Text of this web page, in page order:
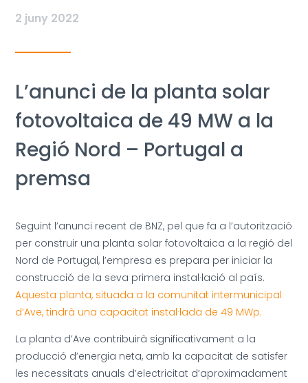
2 juny 2022
L’anunci de la planta solar
fotovoltaica de 49 MW a la
Regió Nord – Portugal a
premsa
Seguint l’anunci recent de BNZ, pel que fa a l’autorització
per construir una planta solar fotovoltaica a la regió del
Nord de Portugal, l’empresa es prepara per iniciar la
construcció de la seva primera instal·lació al país.
Aquesta planta, situada a la comunitat intermunicipal
d’Ave, tindrà una capacitat instal·lada de 49 MWp.
La planta d’Ave contribuirà significativament a la
producció d’energia neta, amb la capacitat de satisfer
les necessitats anuals d’electricitat d’aproximadament